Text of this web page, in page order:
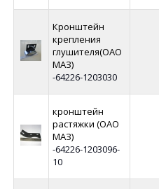
Кронштейн
крепления
глушителя(ОАО
МАЗ)
-64226-1203030
кронштейн
растяжки (ОАО
МАЗ)
-64226-1203096-
10